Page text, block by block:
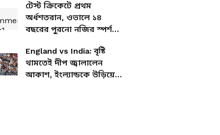
টেস্ট ক্রিকেটে প্রথম
অর্ধশতরান, ওভালে ১৪
বছরের পুরনো নজির স্পর্শ
England vs India: বৃষ্টি
থামতেই দীপ জ্বালালেন
আকাশ, ইংল্যান্ডকে উড়িয়ে